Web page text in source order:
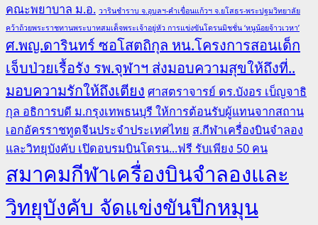
คณะพยาบาล ม.อ. วารินชำราบ จ.อุบลฯ-คำเขื่อนแก้วฯ จ.ยโสธร-พระปฐมวิทยาลัย
คว้าถ้วยพระราชทานพระบาทสมเด็จพระเจ้าอยู่หัว การแข่งขันโดรนมิชชั่น ‘หนูน้อยจ้าวเวหา’
ศ.พญ.ดารินทร์ ซอโสตถิกุล หน.โครงการสอนเด็ก
เจ็บป่วยเรื้อรัง รพ.จุฬาฯ ส่งมอบความสุขให้ถึงที่..
มอบความรักให้ถึงเตียง ศาสตราจารย์ ดร.บังอร เบ็ญจาธิ
กุล อธิการบดี ม.กรุงเทพธนบุรี ให้การต้อนรับผู้แทนจากสถาน
เอกอัครราชทูตจีนประจำประเทศไทย ส.กีฬาเครื่องบินจำลอง
และวิทยุบังคับ เปิดอบรมบินโดรน...ฟรี รับเพียง 50 คน
สมาคมกีฬาเครื่องบินจำลองและ
วิทยุบังคับ จัดแข่งขันปีกหมุน